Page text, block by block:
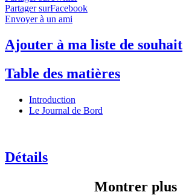
Partager surFacebook
Envoyer à un ami
Ajouter à ma liste de souhait
Table des matières
Introduction
Le Journal de Bord
Détails
Montrer plus